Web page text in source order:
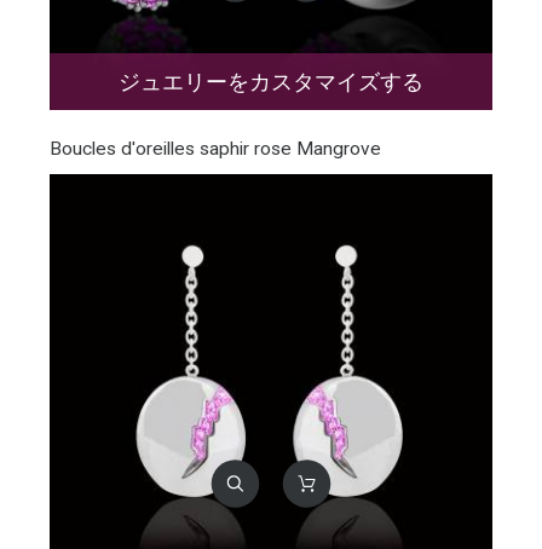
ジュエリーをカスタマイズする
Boucles d'oreilles saphir rose Mangrove